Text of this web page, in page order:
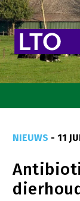
Goed eten
Mooi groen
NIEUWS - 11